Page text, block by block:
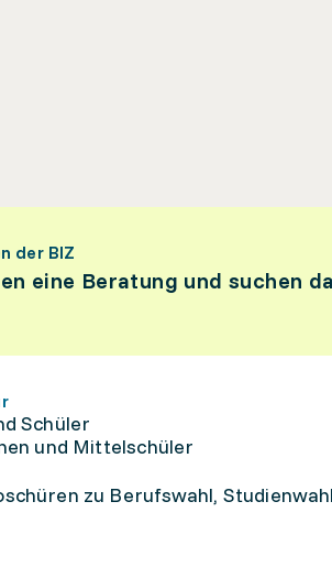
der BIZ
eine Beratung und suchen
Schüler
und Mittelschüler
zu Berufswahl,